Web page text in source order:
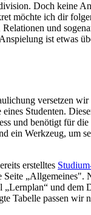
Doch keine
möchte ich dir
und
ist etwas
versetzen
Studenten.
und benötigt für die
ein Werkzeug, um
erstelltes
Seite „Allgemeines".
„Lernplan“ und dem
Tabelle passen wir